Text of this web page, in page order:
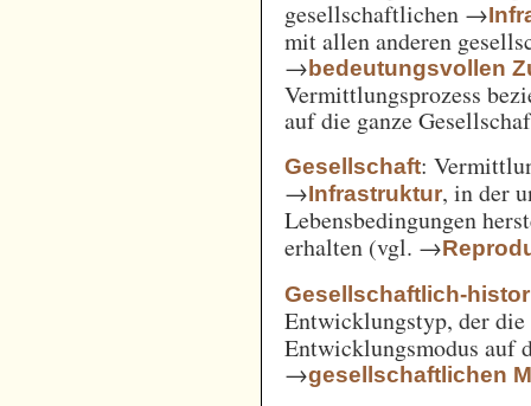
gesellschaftlichen →
mit allen anderen
→bedeutungsvollen
Vermittlungsprozess
auf die ganze
Gesellschaft:
→Infrastruktur, in der
Lebensbedingungen
erhalten (vgl. →
Gesellschaftlich-
Entwicklungstyp, der
Entwicklungsmodus auf
→gesellschaftlichen